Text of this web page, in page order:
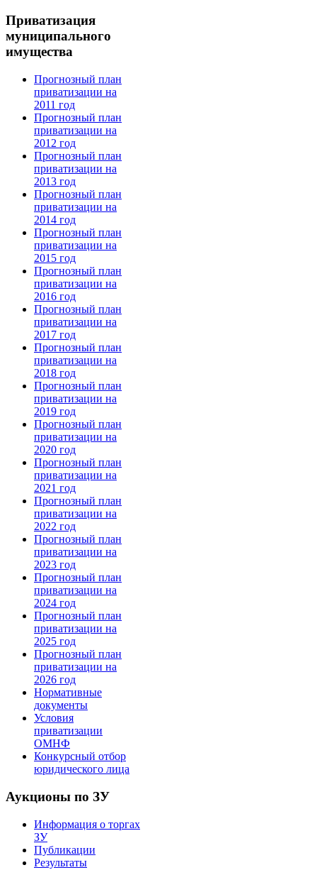
Приватизация
муниципального
имущества
Прогнозный план
приватизации на
2011 год
Прогнозный план
приватизации на
2012 год
Прогнозный план
приватизации на
2013 год
Прогнозный план
приватизации на
2014 год
Прогнозный план
приватизации на
2015 год
Прогнозный план
приватизации на
2016 год
Прогнозный план
приватизации на
2017 год
Прогнозный план
приватизации на
2018 год
Прогнозный план
приватизации на
2019 год
Прогнозный план
приватизации на
2020 год
Прогнозный план
приватизации на
2021 год
Прогнозный план
приватизации на
2022 год
Прогнозный план
приватизации на
2023 год
Прогнозный план
приватизации на
2024 год
Прогнозный план
приватизации на
2025 год
Прогнозный план
приватизации на
2026 год
Нормативные
документы
Условия
приватизации
ОМНФ
Конкурсный отбор
юридического лица
Аукционы по ЗУ
Информация о торгах
ЗУ
Публикации
Результаты